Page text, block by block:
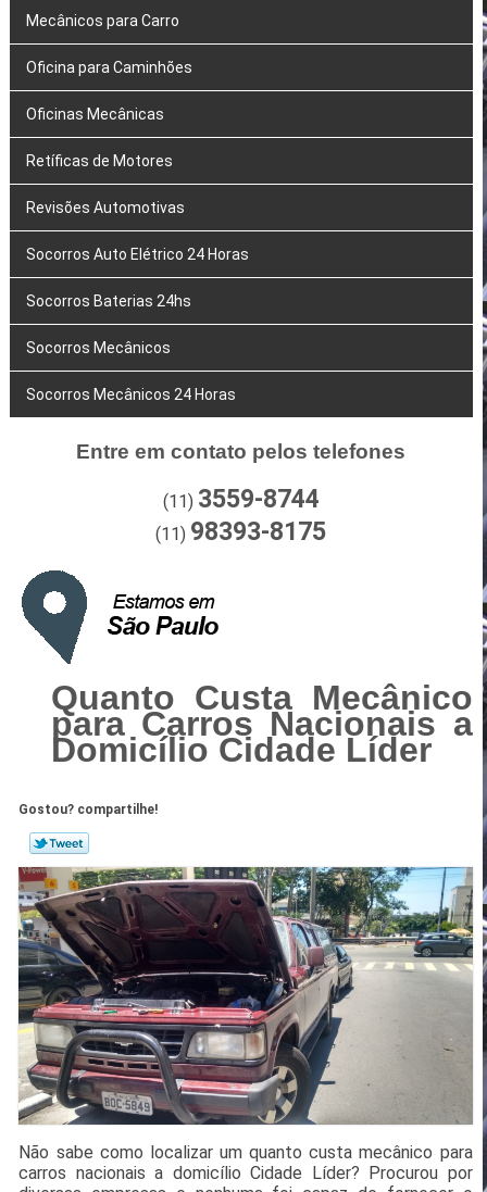
Mecânicos para Carro
Oficina para Caminhões
Oficinas Mecânicas
Retíficas de Motores
Revisões Automotivas
Socorros Auto Elétrico 24 Horas
Socorros Baterias 24hs
Socorros Mecânicos
Socorros Mecânicos 24 Horas
Entre em contato pelos telefones
(11) 3559-8744
(11) 98393-8175
Quanto Custa Mecânico
para Carros Nacionais a
Domicílio Cidade Líder
Gostou? compartilhe!
Não sabe como localizar um quanto custa mecânico para
carros nacionais a domicílio Cidade Líder? Procurou por